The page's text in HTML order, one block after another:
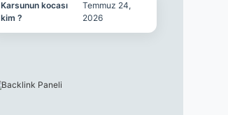
Karsunun kocası
kim ?
Temmuz 24,
2026